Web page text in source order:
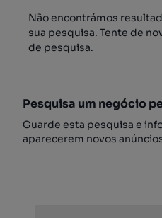
Não encontrámos
sua pesquisa. Tente de
de pesquisa.
Pesquisa um negócio
Guarde esta pesquisa e
aparecerem novos